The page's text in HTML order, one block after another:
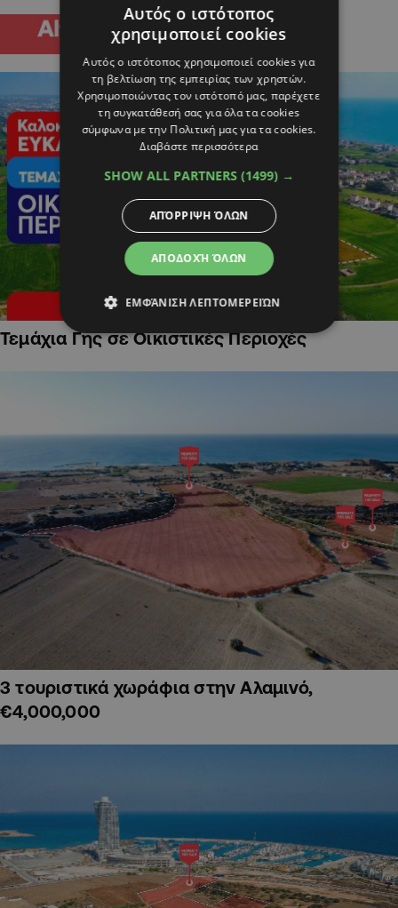
Τεμάχια Γης σε Οικιστικές Περιοχές
3 τουριστικά χωράφια στην Αλαμινό,
€4,000,000
Αυτός ο ιστότοπος
χρησιμοποιεί cookies
Αυτός ο ιστότοπος χρησιμοποιεί cookies για
τη βελτίωση της εμπειρίας των χρηστών.
Χρησιμοποιώντας τον ιστότοπό μας, παρέχετε
τη συγκατάθεσή σας για όλα τα cookies
σύμφωνα με την Πολιτική μας για τα cookies.
Διαβάστε περισσότερα
SHOW ALL PARTNERS (1499) →
ΑΠΟΔΟΧΉ ΌΛΩΝ
ΑΠΌΡΡΙΨΗ ΌΛΩΝ
ΕΜΦΆΝΙΣΗ ΛΕΠΤΟΜΕΡΕΙΏΝ